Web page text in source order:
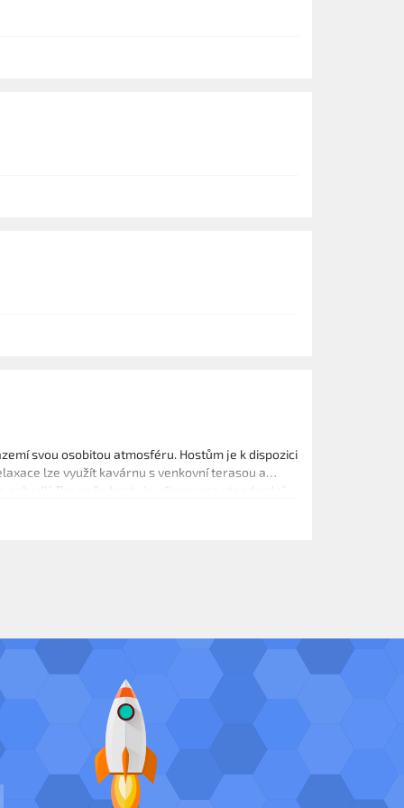
svou osobitou atmosféru. Hostům je k dispozici
lze využít kavárnu s venkovní terasou a
Pro naše hosty je připravena standardní